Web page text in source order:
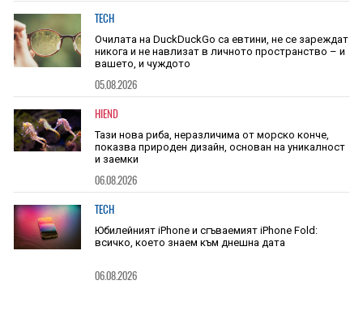
TECH
Очилата на DuckDuckGo са евтини, не се зареждат
никога и не навлизат в личното пространство – и
вашето, и чуждото
05.08.2026
HIEND
Тази нова риба, неразличима от морско конче,
показва природен дизайн, основан на уникалност
и заемки
06.08.2026
TECH
Юбилейният iPhone и сгъваемият iPhone Fold:
всичко, което знаем към днешна дата
06.08.2026